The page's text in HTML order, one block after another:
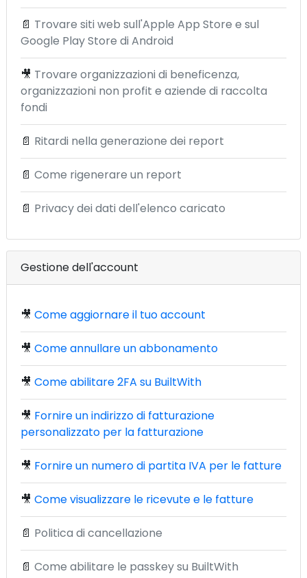
📄 Trovare siti web sull'Apple App Store e sul
Google Play Store di Android
🎥 Trovare organizzazioni di beneficenza,
organizzazioni non profit e aziende di raccolta
fondi
📄 Ritardi nella generazione dei report
📄 Come rigenerare un report
📄 Privacy dei dati dell'elenco caricato
Gestione dell'account
🎥 Come aggiornare il tuo account
🎥 Come annullare un abbonamento
🎥 Come abilitare 2FA su BuiltWith
🎥 Fornire un indirizzo di fatturazione
personalizzato per la fatturazione
🎥 Fornire un numero di partita IVA per le fatture
🎥 Come visualizzare le ricevute e le fatture
📄 Politica di cancellazione
📄 Come abilitare le passkey su BuiltWith